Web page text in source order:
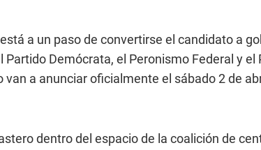
a un paso de convertirse el candidato a
Demócrata, el Peronismo Federal y el
a anunciar oficialmente el sábado 2 de
dentro del espacio de la coalición de